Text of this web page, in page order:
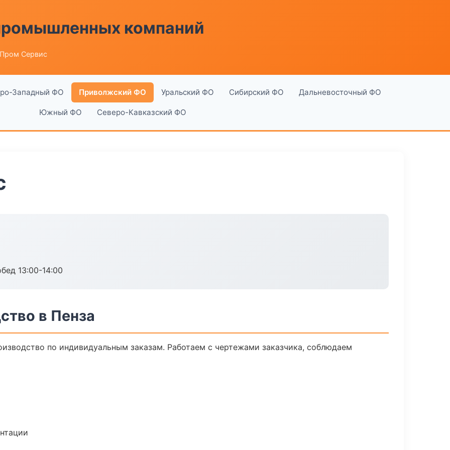
компаний
Сервис
Западный ФО Приволжский ФО Уральский ФО Сибирский ФО Дальневосточный ФО
Южный ФО Северо-Кавказский ФО
13:00-14:00
в Пенза
по индивидуальным заказам. Работаем с чертежами заказчика, соблюдаем